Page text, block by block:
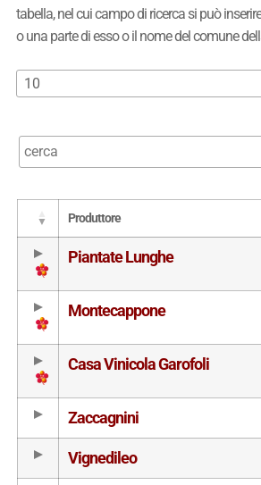
tabella, nel cui campo di ricerca si può
o una parte di esso o il nome del comune
Produttore
Piantate Lunghe
Montecappone
Casa Vinicola Garofoli
Zaccagnini
Vignedileo